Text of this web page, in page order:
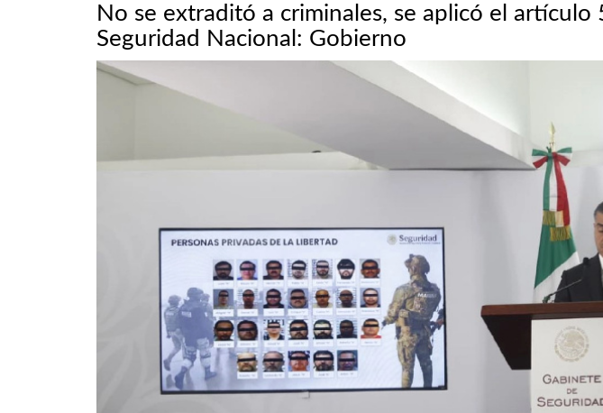
No se extraditó a criminales, se aplicó el artículo
Seguridad Nacional: Gobierno